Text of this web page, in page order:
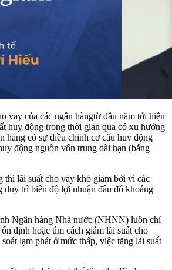
vay của các ngân hàngtừ đầu năm tới hiện
huy động trong thời gian qua có xu hướng
hàng có sự điều chỉnh cơ cấu huy động
động nguồn vốn trung dài hạn (bằng
thì lãi suất cho vay khó giảm bởi vì các
duy trì biên độ lợi nhuận đâu đó khoảng
Ngân hàng Nhà nước (NHNN) luôn chỉ
định hoặc tìm cách giảm lãi suất cho
lạm phát ở mức thấp, việc tăng lãi suất